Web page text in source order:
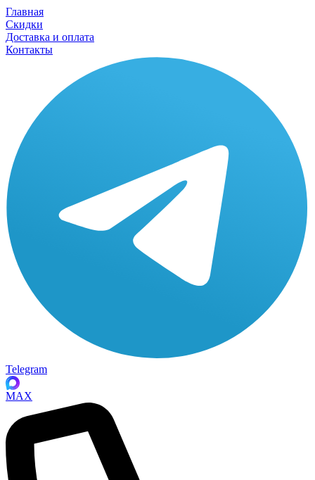
Главная
Скидки
Доставка и оплата
Контакты
Telegram
MAX